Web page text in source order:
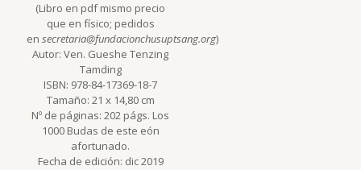
(Libro en pdf mismo precio
que en físico; pedidos
en secretaria@fundacionchusuptsang.org)
Autor: Ven. Gueshe Tenzing
Tamding
ISBN: 978-84-17369-18-7
Tamaño: 21 x 14,80 cm
Nº de páginas: 202 págs. Los
1000 Budas de este eón
afortunado.
Fecha de edición: dic 2019